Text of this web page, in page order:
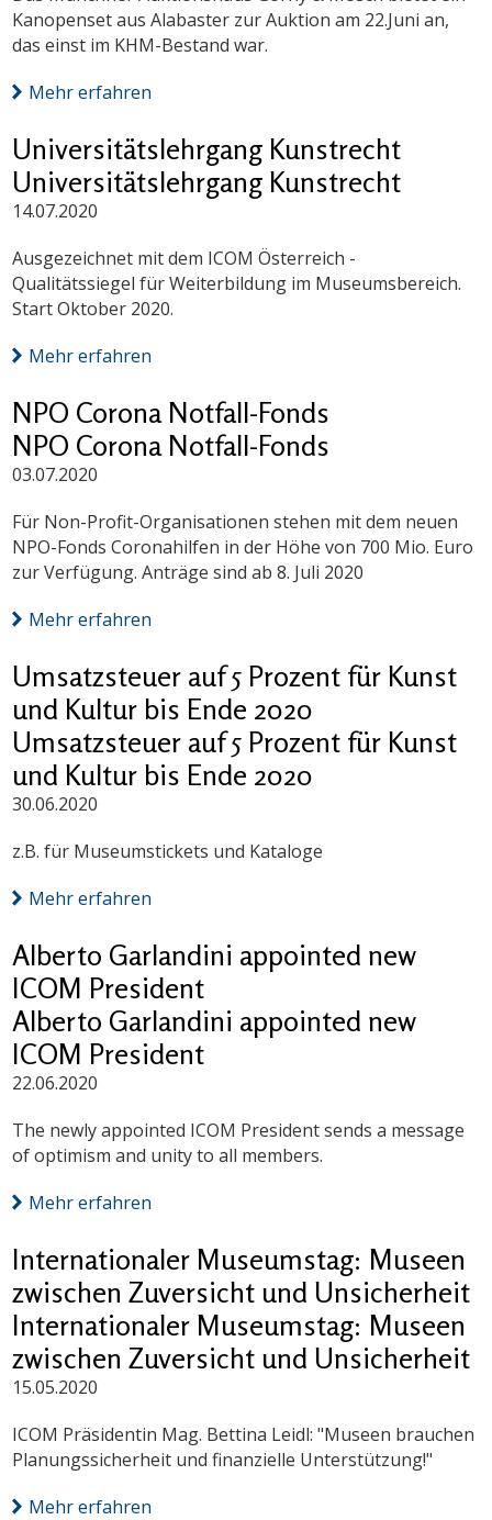
Kanopenset aus Alabaster zur Auktion am 22.Juni an,
das einst im KHM-Bestand war.
Mehr erfahren
Universitätslehrgang Kunstrecht
Universitätslehrgang Kunstrecht
14.07.2020
Ausgezeichnet mit dem ICOM Österreich -
Qualitätssiegel für Weiterbildung im Museumsbereich.
Start Oktober 2020.
Mehr erfahren
NPO Corona Notfall-Fonds
NPO Corona Notfall-Fonds
03.07.2020
Für Non-Profit-Organisationen stehen mit dem neuen
NPO-Fonds Coronahilfen in der Höhe von 700 Mio. Euro
zur Verfügung. Anträge sind ab 8. Juli 2020
Mehr erfahren
Umsatzsteuer auf 5 Prozent für Kunst
und Kultur bis Ende 2020
Umsatzsteuer auf 5 Prozent für Kunst
und Kultur bis Ende 2020
30.06.2020
z.B. für Museumstickets und Kataloge
Mehr erfahren
Alberto Garlandini appointed new
ICOM President
Alberto Garlandini appointed new
ICOM President
22.06.2020
The newly appointed ICOM President sends a message
of optimism and unity to all members.
Mehr erfahren
Internationaler Museumstag: Museen
zwischen Zuversicht und Unsicherheit
Internationaler Museumstag: Museen
zwischen Zuversicht und Unsicherheit
15.05.2020
ICOM Präsidentin Mag. Bettina Leidl: "Museen brauchen
Planungssicherheit und finanzielle Unterstützung!"
Mehr erfahren